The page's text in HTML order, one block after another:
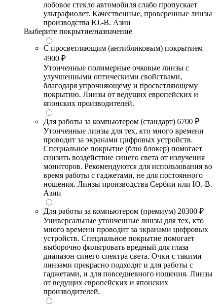
лобовое стекло автомобиля слабо пропускает
ультрафиолет. Качественные, проверенные линзы
производства Ю.-В. Азии
Выберите покрытие/назначение
С просветляющим (антибликовым) покрытием
4900 ₽
Утонченные полимерные очковые линзы с
улучшенными оптическими свойствами,
благодаря упрочняющему и просветляющему
покрытию. Линзы от ведущих европейских и
японских производителей.
Для работы за компьютером (стандарт) 6700 ₽
Утонченные линзы для тех, кто много времени
проводит за экранами цифровых устройств.
Специальное покрытие (блю блокер) помогает
снизить воздействие синего света от излучения
мониторов. Рекомендуются для использования во
время работы с гаджетами, не для постоянного
ношения. Линзы производства Сербии или Ю.-В.
Азии
Для работы за компьютером (премиум) 20300 ₽
Универсальные утонченные линзы для тех, кто
много времени проводит за экранами цифровых
устройств. Специальное покрытие помогает
выборочно фильтровать вредный для глаза
диапазон синего спектра света. Очки с такими
линзами прекрасно подходят и для работы с
гаджетами, и для повседневного ношения. Линзы
от ведущих европейских и японских
производителей.